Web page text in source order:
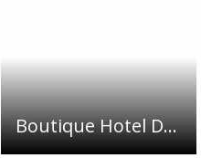
Boutique Hotel De Os en Het Paard